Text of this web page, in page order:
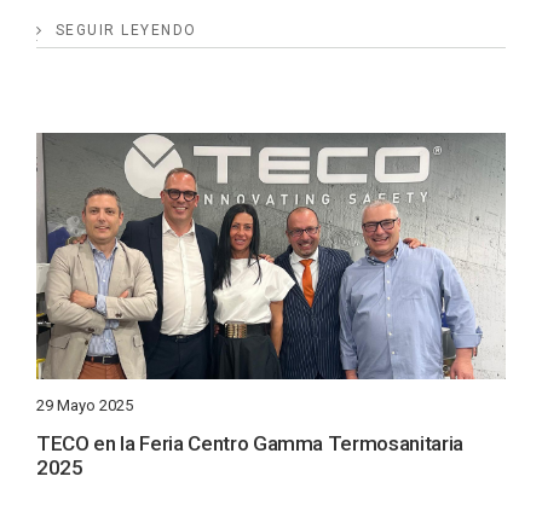
SEGUIR LEYENDO
29 Mayo 2025
TECO en la Feria Centro Gamma Termosanitaria
2025